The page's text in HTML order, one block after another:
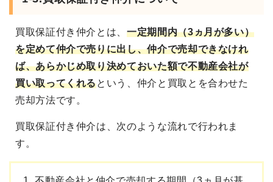
買取保証付き仲介 とは、一定期間内（3ヵ月が多い）
を定めて仲介で売りに出し、仲介で売却できなけれ
ば、あらかじめ取り決めておいた額で不動産会社が
買い取ってくれるという、仲介と買取とを合わせた
売却方法です。
買取保証付き仲介は、次のような流れで行われま
す。